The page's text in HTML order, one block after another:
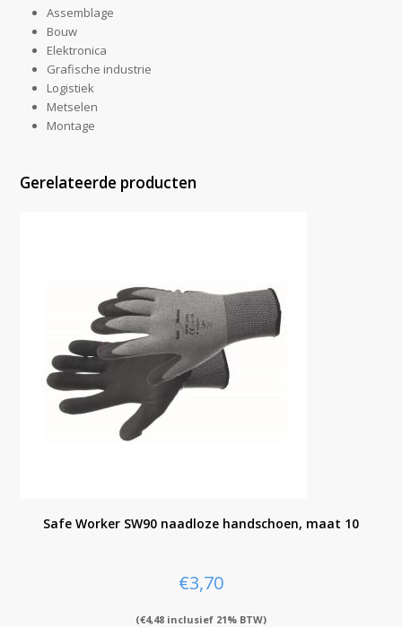
Assemblage
Bouw
Elektronica
Grafische industrie
Logistiek
Metselen
Montage
Gerelateerde producten
Safe Worker SW90 naadloze handschoen, maat 10
€3,70
(€4,48 inclusief 21% BTW)